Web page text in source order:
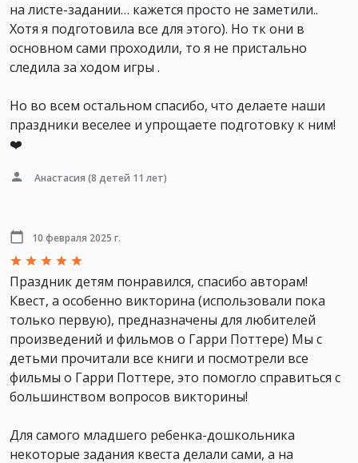
на листе-задании… кажется просто не заметили..
Хотя я подготовила все для этого). Но тк они в
основном сами проходили, то я не пристально
следила за ходом игры .
Но во всем остальном спасибо, что делаете наши
праздники веселее и упрощаете подготовку к ним!
❤️
Анастасия (8 детей 11 лет)
10 февраля 2025 г.
Праздник детям понравился, спасибо авторам!
Квест, а особенно викторина (использовали пока
только первую), предназначены для любителей
произведений и фильмов о Гарри Поттере) Мы с
детьми прочитали все книги и посмотрели все
фильмы о Гарри Поттере, это помогло справиться с
большинством вопросов викторины!
Для самого младшего ребенка-дошкольника
некоторые задания квеста делали сами, а на